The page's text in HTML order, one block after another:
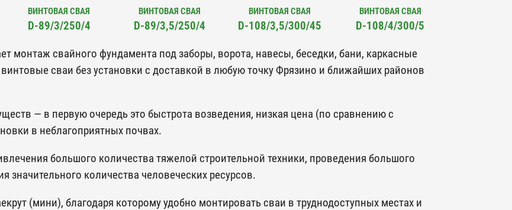
ВИНТОВАЯ СВАЯ
D-89/3/250/4
ВИНТОВАЯ СВАЯ
D-89/3,5/250/4
ВИНТОВАЯ СВАЯ
D-108/3,5/300/45
ВИНТОВАЯ СВАЯ
D-108/4/300/5
монтаж свайного фундамента под заборы, ворота, навесы, беседки, бани, каркасные
сваи без установки с доставкой в любую точку Фрязино и ближайших районов
— в первую очередь это быстрота возведения, низкая цена (по сравнению с
в неблагоприятных почвах.
большого количества тяжелой строительной техники, проведения большого
количества человеческих ресурсов.
(мини), благодаря которому удобно монтировать сваи в труднодоступных местах и